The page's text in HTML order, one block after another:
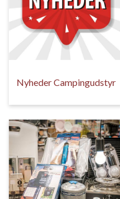
Nyheder Campingudstyr